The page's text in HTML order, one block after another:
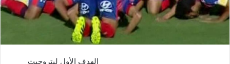
الهدف الأول لبتروجيت